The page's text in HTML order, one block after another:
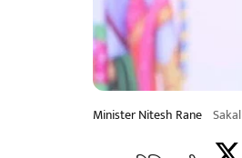
Minister Nitesh Rane Sakal